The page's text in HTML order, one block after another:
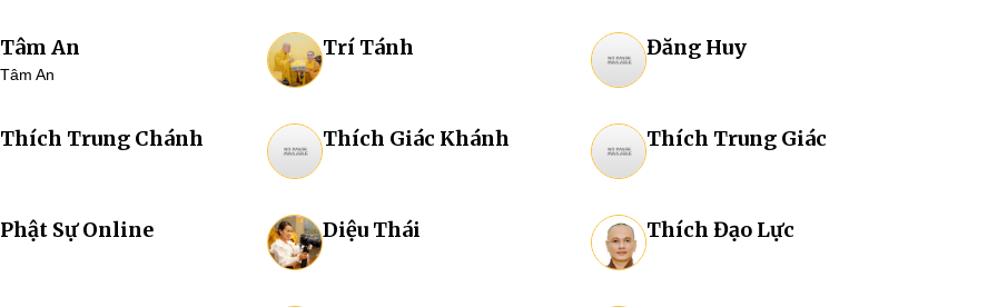
Tâm An
Tâm An
Trí Tánh Đăng Huy
Thích Trung Chánh Thích Giác Khánh Thích Trung Giác
Phật Sự Online Diệu Thái Thích Đạo Lực